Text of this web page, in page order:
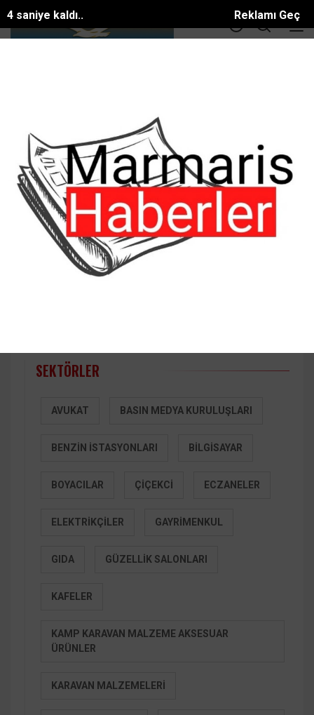
Reklamı Geç
4 saniye kaldı..
ANA SAYFA Firma Rehberi Basın Medya Kuruluşları
SEKTÖRLER
AVUKAT BASIN MEDYA KURULUŞLARI
BENZIN İSTASYONLARI BILGISAYAR
BOYACILAR ÇIÇEKCI ECZANELER
ELEKTRIKÇILER GAYRIMENKUL
GIDA GÜZELLIK SALONLARI
KAFELER
KAMP KARAVAN MALZEME AKSESUAR
ÜRÜNLER
KARAVAN MALZEMELERI